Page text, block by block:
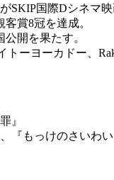
国際Dシネマ
賞8冠を達成。
開を果たす。
ーヨーカドー、
』
『もっけのさいわい